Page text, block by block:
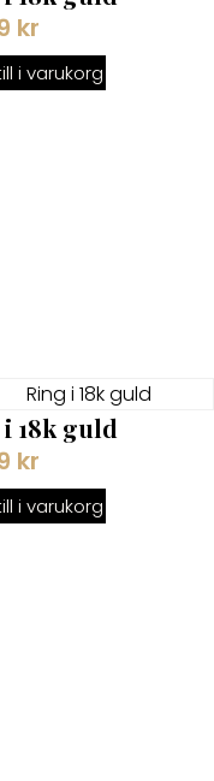
kr
i varukorg
18k guld
kr
i varukorg